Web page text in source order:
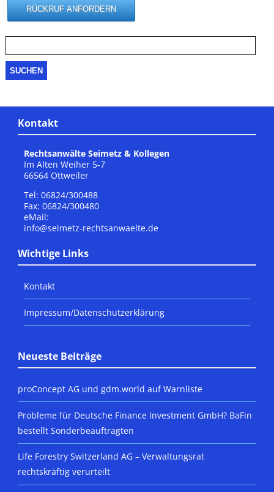
nach:
Kontakt
Rechtsanwälte Seimetz & Kollegen
Im Alten Weiher 5-7
66564 Ottweiler
Tel: 06824/300488
Fax: 06824/300480
eMail:
info@seimetz-rechtsanwaelte.de
Wichtige Links
Kontakt
Impressum/Datenschutzerklärung
Neueste Beiträge
proConcept AG und gdm.world auf Warnliste
Probleme für Deutsche Finance Investment GmbH? BaFin
bestellt Sonderbeauftragten
Life Forestry Switzerland AG – Verwaltungsrat
rechtskräftig verurteilt